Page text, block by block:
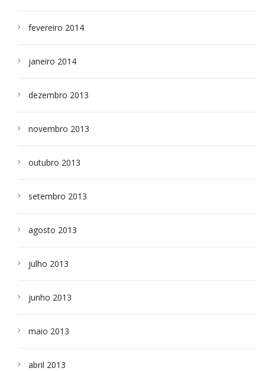
fevereiro 2014
janeiro 2014
dezembro 2013
novembro 2013
outubro 2013
setembro 2013
agosto 2013
julho 2013
junho 2013
maio 2013
abril 2013